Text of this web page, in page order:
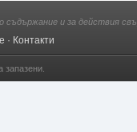
съдържание и за действия
· Контакти
запазени.